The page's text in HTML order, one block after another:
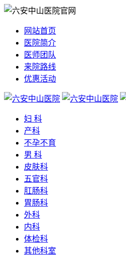
网站首页
医院简介
医师团队
来院路线
优惠活动
妇 科
产科
不孕不育
男 科
皮肤科
五官科
肛肠科
胃肠科
外科
内科
体检科
其他科室